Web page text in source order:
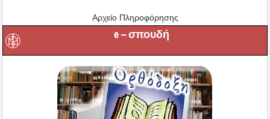
Αρχείο Πληροφόρησης
e – σπουδή